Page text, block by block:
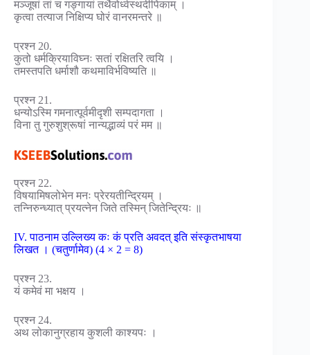
मञ्जूषां तां च गङ्गायां तथैवोर्ध्वस्थदीपिकाम् ।
कृत्वा तत्याज निक्षिप्य घोरं वानरमन्तरे ॥
प्रश्न 20.
कुतो धर्मक्रियाविघ्नः सतां रक्षितरि त्वयि ।
तमस्तपति धर्माशौ कथमाविर्भविष्यति ॥
प्रश्न 21.
धन्योऽस्मि गमनात्पूर्वमीदृशी सम्पदागता ।
विना तु गुरुशुश्रूषां नान्यद्भाव्यं परं मम ॥
प्रश्न 22.
विषयामिषलोभेन मनः प्रेरयतीन्द्रियम् ।
तन्निरुन्ध्यात् प्रयत्नेन जिते तस्मिन् जितेन्द्रियः ॥
IV. पाठनाम उल्लिख्य कः कं प्रति अवदत् इति संस्कृतभाषया
लिखत । (चतुर्णामेव) (4 × 2 = 8)
प्रश्न 23.
यं कमेवं मा भक्षय ।
प्रश्न 24.
अथ लोकानुग्रहाय कुशली काश्यपः ।